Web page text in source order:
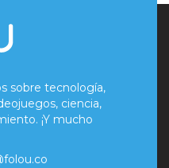
sobre tecnología,
ciencia,
¡Y mucho